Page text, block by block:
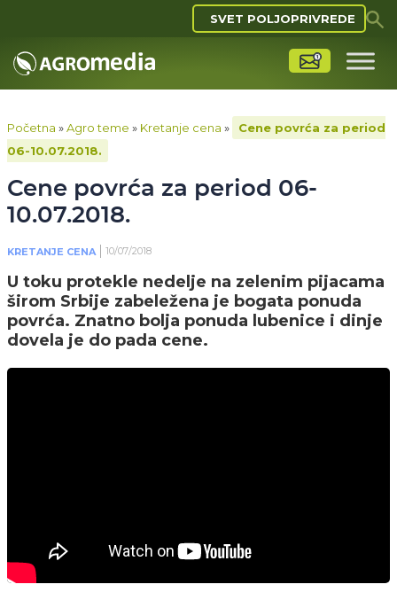
SVET POLJOPRIVREDE
Početna »Agro teme » Kretanje cena »
Cene povrća za period
06-10.07.2018.
Cene povrća za period 06-
10.07.2018.
KRETANJE CENA 10/07/2018
U toku protekle nedelje na zelenim pijacama
širom Srbije zabeležena je bogata ponuda
povrća. Znatno bolja ponuda lubenice i dinje
dovela je do pada cene.